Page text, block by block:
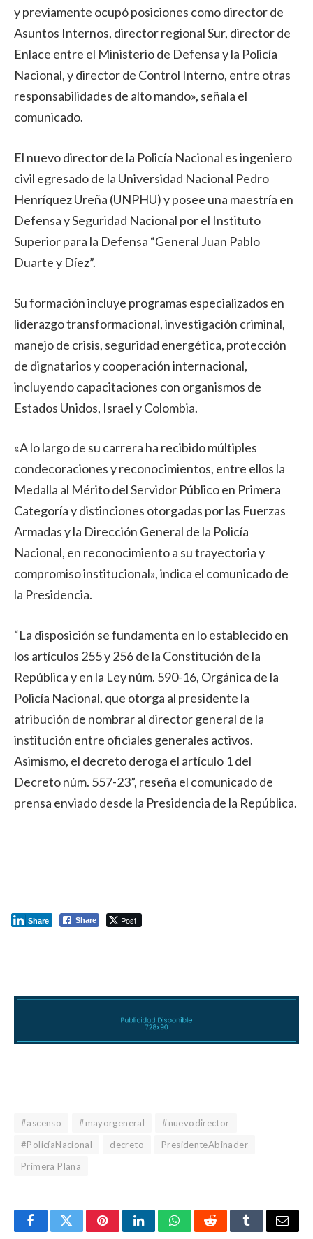
y previamente ocupó posiciones como director de
Asuntos Internos, director regional Sur, director de
Enlace entre el Ministerio de Defensa y la Policía
Nacional, y director de Control Interno, entre otras
responsabilidades de alto mando», señala el
comunicado.
El nuevo director de la Policía Nacional es ingeniero
civil egresado de la Universidad Nacional Pedro
Henríquez Ureña (UNPHU) y posee una maestría en
Defensa y Seguridad Nacional por el Instituto
Superior para la Defensa “General Juan Pablo
Duarte y Díez”.
Su formación incluye programas especializados en
liderazgo transformacional, investigación criminal,
manejo de crisis, seguridad energética, protección
de dignatarios y cooperación internacional,
incluyendo capacitaciones con organismos de
Estados Unidos, Israel y Colombia.
«A lo largo de su carrera ha recibido múltiples
condecoraciones y reconocimientos, entre ellos la
Medalla al Mérito del Servidor Público en Primera
Categoría y distinciones otorgadas por las Fuerzas
Armadas y la Dirección General de la Policía
Nacional, en reconocimiento a su trayectoria y
compromiso institucional», indica el comunicado de
la Presidencia.
“La disposición se fundamenta en lo establecido en
los artículos 255 y 256 de la Constitución de la
República y en la Ley núm. 590-16, Orgánica de la
Policía Nacional, que otorga al presidente la
atribución de nombrar al director general de la
institución entre oficiales generales activos.
Asimismo, el decreto deroga el artículo 1 del
Decreto núm. 557-23”, reseña el comunicado de
prensa enviado desde la Presidencia de la República.
Share Post
Share
#ascenso #mayorgeneral
#nuevodirector
#PolicíaNacional
decreto
PresidenteAbinader
Primera Plana
FacebookGorjeoPinterestLinkedInWhatsAppRedditTumblr